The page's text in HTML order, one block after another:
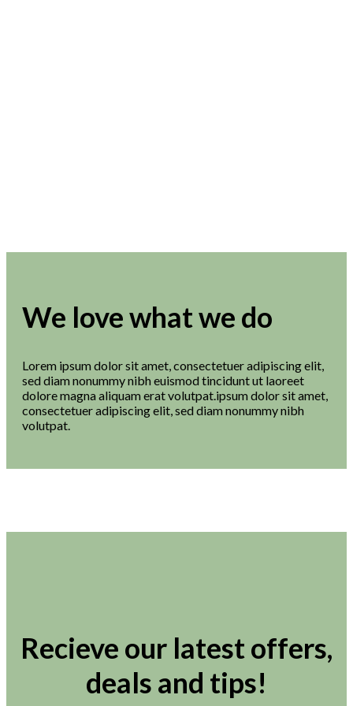
We love what we do
Lorem ipsum dolor sit amet, consectetuer adipiscing elit,
sed diam nonummy nibh euismod tincidunt ut laoreet
dolore magna aliquam erat volutpat.ipsum dolor sit amet,
consectetuer adipiscing elit, sed diam nonummy nibh
volutpat.
Recieve our latest offers,
deals and tips!